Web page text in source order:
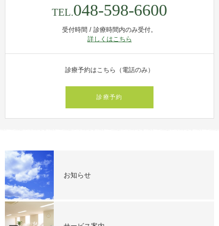
TEL.048-598-6600
受付時間 / 診療時間内のみ受付。
詳しくはこちら
診療予約はこちら（電話のみ）
診療予約
お知らせ